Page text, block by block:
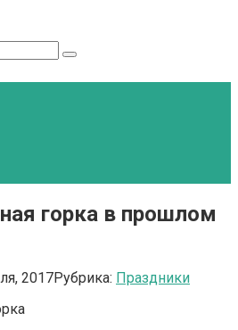
горка в прошлом
2017Рубрика: Праздники